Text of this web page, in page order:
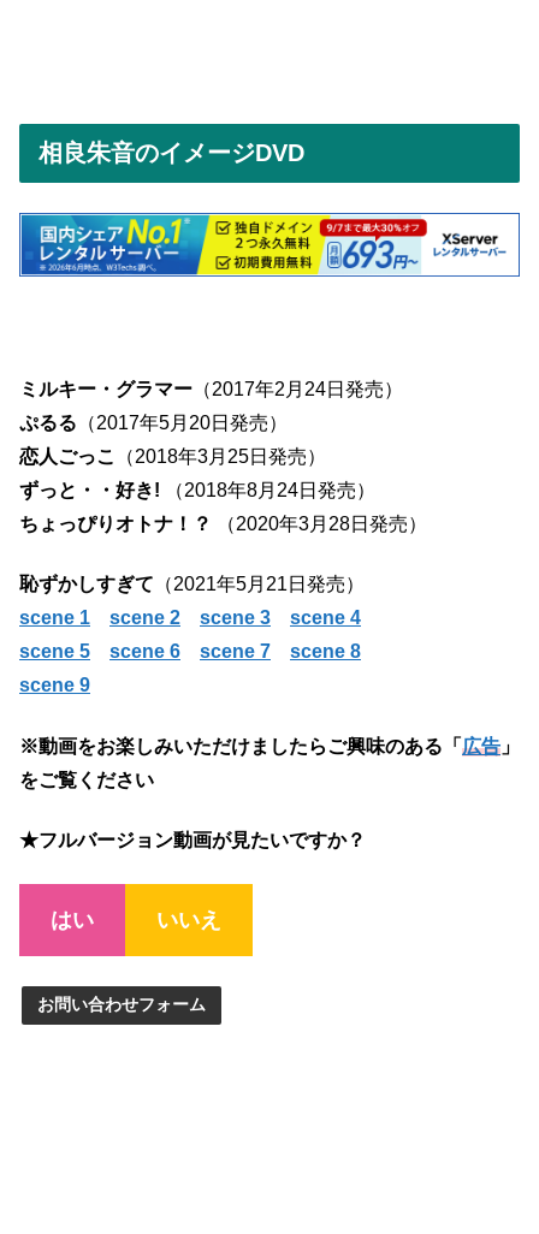
相良朱音のイメージDVD
ミルキー・グラマー （2017年2月24日発売）
ぷるる （2017年5月20日発売）
恋人ごっこ
（2018年3月25日発売）
ずっと・・好き!
（2018年8月24日発売）
ちょっぴりオトナ！？
（2020年3月28日発売）
恥ずかしすぎて （2021年5月21日発売）
scene 1
scene 2 scene 3
scene 4
scene 5
scene 6 scene 7
scene 8
scene 9
※動画をお楽しみいただけましたらご興味のある「 広告 」
をご覧ください
★フルバージョン動画が見たいですか？
はい いいえ
お問い合わせフォーム